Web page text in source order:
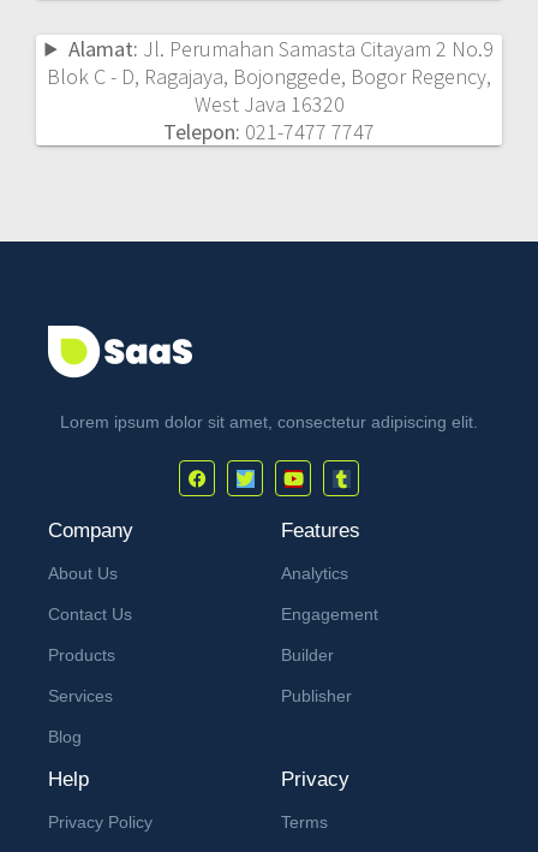
Alamat: Jl. Perumahan Samasta Citayam 2 No.9
Blok C - D, Ragajaya, Bojonggede, Bogor Regency,
West Java 16320
Telepon: 021-7477 7747
Lorem ipsum dolor sit amet, consectetur adipiscing elit.
Company
About Us
Contact Us
Products
Services
Blog
Features
Analytics
Engagement
Builder
Publisher
Help
Privacy Policy
Privacy
Terms